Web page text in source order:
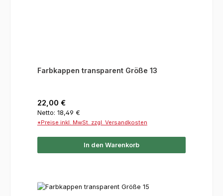
Farbkappen transparent Größe 13
Regulärer Preis:
22,00 €
Netto: 18,49 €
*Preise inkl. MwSt. zzgl. Versandkosten
In den Warenkorb